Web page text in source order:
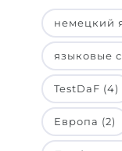
немецкий
языковые
TestDaF (4)
Европа (2)